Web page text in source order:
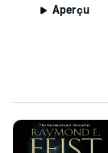
Aperçu